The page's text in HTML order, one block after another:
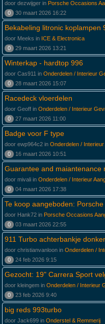
door dezwijger in Porsche Occasions
0
30 maart 2026 16:22
Bekabeling litronic koplampen
door Meeks in ICE & Electronica
0
29 maart 2026 13:21
Winterkap - hardtop 996
door Cas911 in Onderdelen / Interieur
0
28 maart 2026 15:07
Racedeck vloerdelen
door Geoff in Onderdelen / Interieur
0
27 maart 2026 11:00
Badge voor F type
door ewp964c2 in Onderdelen / Interieur
0
16 maart 2026 10:51
Guarantee and maiantenance
door mivali in Onderdelen / Interieur
0
04 maart 2026 17:38
Te koop aangeboden:
door Hank72 in Porsche Occasions
0
03 maart 2026 22:55
911 Turbo achterbankje
door christianvanloon in Onderdelen /
0
24 feb 2026 9:15
Gezocht: 19" Carrera Sport
door kleingem in Onderdelen / Interieur
0
23 feb 2026 9:40
big reds 993turbo
door Jack699 in Onderstel & Remmerij